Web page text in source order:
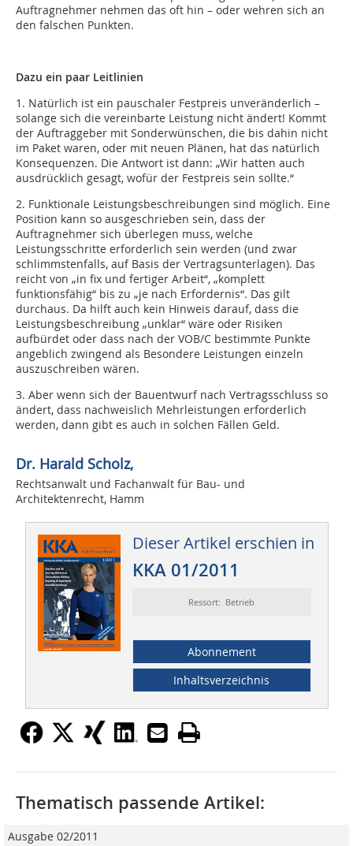
Auftragnehmer nehmen das oft hin – oder wehren sich an
den falschen Punkten.
Dazu ein paar Leitlinien
1. Natürlich ist ein pauschaler Festpreis unveränderlich –
solange sich die vereinbarte Leistung nicht ändert! Kommt
der Auftraggeber mit Sonderwünschen, die bis dahin nicht
im Paket waren, oder mit neuen Plänen, hat das natürlich
Konsequenzen. Die Antwort ist dann: „Wir hatten auch
ausdrücklich gesagt, wofür der Festpreis sein sollte.“
2. Funktionale Leistungsbeschreibungen sind möglich. Eine
Position kann so ausgeschrieben sein, dass der
Auftragnehmer sich überlegen muss, welche
Leistungsschritte erforderlich sein werden (und zwar
schlimmstenfalls, auf Basis der Vertragsunterlagen). Das
reicht von „in fix und fertiger Arbeit“, „komplett
funktionsfähig“ bis zu „je nach Erfordernis“. Das gilt
durchaus. Da hilft auch kein Hinweis darauf, dass die
Leistungsbeschreibung „unklar“ wäre oder Risiken
aufbürdet oder dass nach der VOB/C bestimmte Punkte
angeblich zwingend als Besondere Leistungen einzeln
auszuschreiben wären.
3. Aber wenn sich der Bauentwurf nach Vertragsschluss so
ändert, dass nachweislich Mehrleistungen erforderlich
werden, dann gibt es auch in solchen Fällen Geld.
Dr. Harald Scholz,
Rechtsanwalt und Fachanwalt für Bau- und
Architektenrecht, Hamm
Dieser Artikel erschien in
KKA 01/2011
Ressort: Betrieb
Abonnement
Inhaltsverzeichnis
Thematisch passende Artikel:
Ausgabe 02/2011